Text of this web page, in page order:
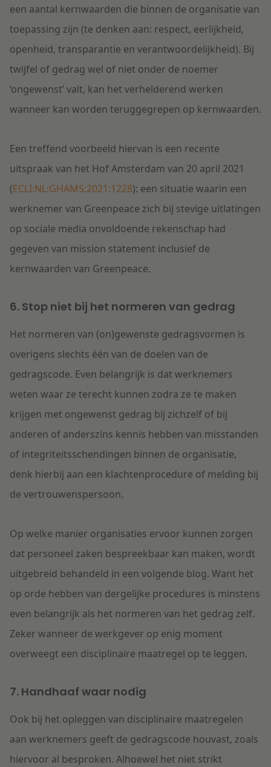
een aantal kernwaarden die binnen de organisatie van
toepassing zijn (te denken aan: respect, eerlijkheid,
openheid, transparantie en verantwoordelijkheid). Bij
twijfel of gedrag wel of niet onder de noemer
‘ongewenst’ valt, kan het verhelderend werken
wanneer kan worden teruggegrepen op kernwaarden.
Een treffend voorbeeld hiervan is een recente
uitspraak van het Hof Amsterdam van 20 april 2021
(ECLI:NL:GHAMS:2021:1228): een situatie waarin een
werknemer van Greenpeace zich bij stevige uitlatingen
op sociale media onvoldoende rekenschap had
gegeven van mission statement inclusief de
kernwaarden van Greenpeace.
6. Stop niet bij het normeren van gedrag
Het normeren van (on)gewenste gedragsvormen is
overigens slechts één van de doelen van de
gedragscode. Even belangrijk is dat werknemers
weten waar ze terecht kunnen zodra ze te maken
krijgen met ongewenst gedrag bij zichzelf of bij
anderen of anderszins kennis hebben van misstanden
of integriteitsschendingen binnen de organisatie,
denk hierbij aan een klachtenprocedure of melding bij
de vertrouwenspersoon.
Op welke manier organisaties ervoor kunnen zorgen
dat personeel zaken bespreekbaar kan maken, wordt
uitgebreid behandeld in een volgende blog. Want het
op orde hebben van dergelijke procedures is minstens
even belangrijk als het normeren van het gedrag zelf.
Zeker wanneer de werkgever op enig moment
overweegt een disciplinaire maatregel op te leggen.
7. Handhaaf waar nodig
Ook bij het opleggen van disciplinaire maatregelen
aan werknemers geeft de gedragscode houvast, zoals
hiervoor al besproken. Alhoewel het niet strikt